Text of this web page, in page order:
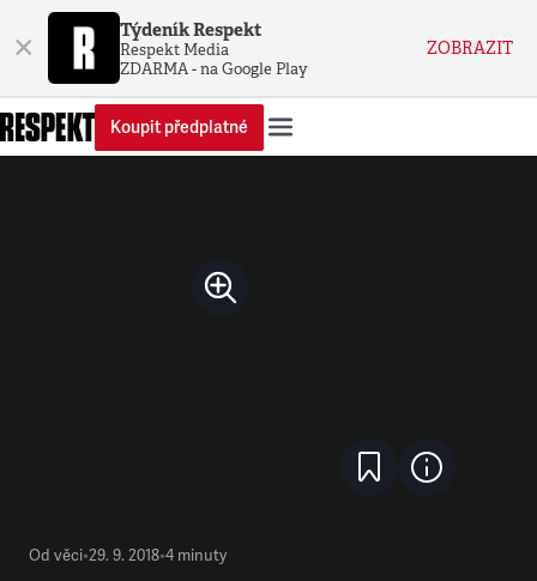
× Týdeník Respekt
Respekt Media
ZDARMA - na Google Play
ZOBRAZIT
Koupit předplatné
Od věci•29. 9. 2018•4 minuty